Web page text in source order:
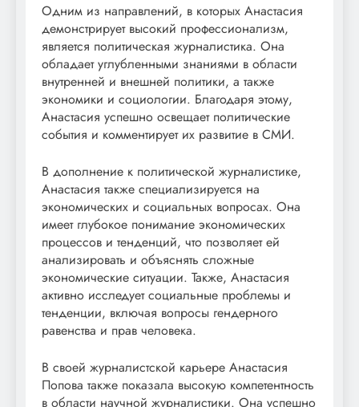
Одним из направлений, в которых Анастасия
демонстрирует высокий профессионализм,
является политическая журналистика. Она
обладает углубленными знаниями в области
внутренней и внешней политики, а также
экономики и социологии. Благодаря этому,
Анастасия успешно освещает политические
события и комментирует их развитие в СМИ.
В дополнение к политической журналистике,
Анастасия также специализируется на
экономических и социальных вопросах. Она
имеет глубокое понимание экономических
процессов и тенденций, что позволяет ей
анализировать и объяснять сложные
экономические ситуации. Также, Анастасия
активно исследует социальные проблемы и
тенденции, включая вопросы гендерного
равенства и прав человека.
В своей журналистской карьере Анастасия
Попова также показала высокую компетентность
в области научной журналистики. Она успешно